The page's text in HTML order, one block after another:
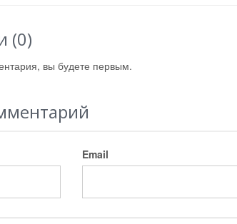
(0)
вы будете первым.
Email